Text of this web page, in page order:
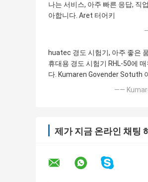
나는 서비스, 아주 빠른 응답, 직
아합니다. Aret 터어키
huatec 경도 시험기, 아주 좋은
휴대용 경도 시험기 RHL-50에
다. Kumaren Govender Sotuth
——
제가 지금 온라인 채팅